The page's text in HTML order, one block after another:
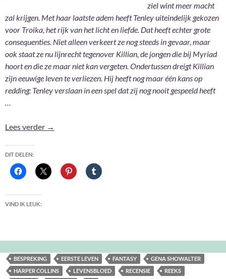
ziel wint meer macht
zal krijgen. Met haar laatste adem heeft Tenley uiteindelijk gekozen
voor Troika, het rijk van het licht en liefde. Dat heeft echter grote
consequenties. Niet alleen verkeert ze nog steeds in gevaar, maar
ook staat ze nu lijnrecht tegenover Killian, de jongen die bij Myriad
hoort en die ze maar niet kan vergeten. Ondertussen dreigt Killian
zijn eeuwige leven te verliezen. Hij heeft nog maar één kans op
redding: Tenley verslaan in een speldat zij nog nooit gespeeld heeft
…
Lees verder Levensbloed – Gena Showalter
→
DIT DELEN:
VIND IK LEUK:
BESPREKING EERSTE LEVEN FANTASY
GENA SHOWALTER
HARPER COLLINS
LEVENSBLOED RECENSIE
REEKS